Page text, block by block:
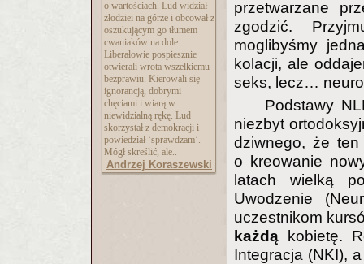
o wartościach. Lud widział
złodziei na górze i obcował z
oszukującym go tłumem
cwaniaków na dole.
Liberałowie pospiesznie
otwierali wrota wszelkiemu
bezprawiu. Kierowali się
ignorancją, dobrymi
chęciami i wiarą w
niewidzialną rękę. Lud
skorzystał z demokracji i
powiedział ‘sprawdzam’.
Mógł skreślić, ale..
Andrzej Koraszewski
przetwarzane
zgodzić.
moglibyśmy
kolacji, ale
seks, lecz…
Podstawy
niezbyt
dziwnego, że
o kreowanie
latach wielką
Uwodzenie
uczestnikom
każdą kobietę.
Integracja (NKI),